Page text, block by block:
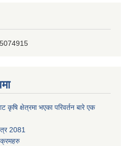
कृषि क्षेत्रमा भएका परिवर्तन बारे एक
2081